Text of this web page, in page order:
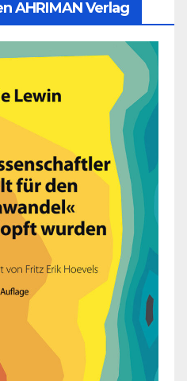
AHRIMAN Verlag